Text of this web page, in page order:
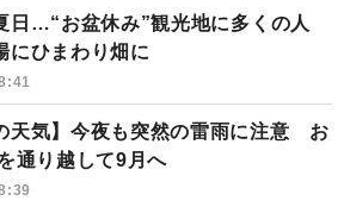
日…“お盆休み”観光地に多くの人
にひまわり畑に
天気】今夜も突然の雷雨に注意 お
通り越して9月へ